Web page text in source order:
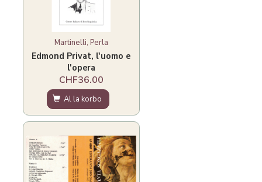
Martinelli, Perla
Edmond Privat, l'uomo e
l'opera
CHF36.00
Al la korbo